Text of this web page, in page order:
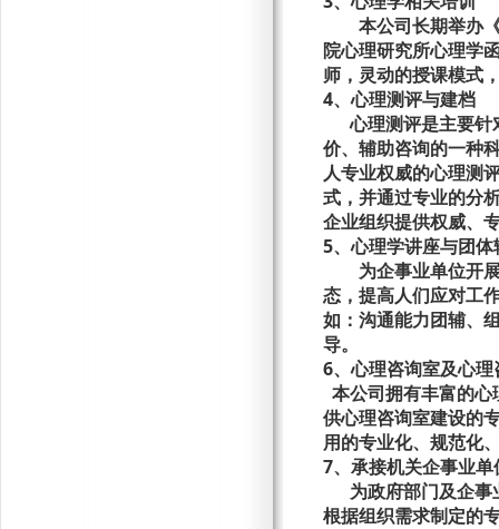
本公司长期举办
院心理研究所心理学
师，灵动的授课模式
4、心理测评与建档
心理测评是主要
价、辅助咨询的一种
人专业权威的心理测
式，并通过专业的分
企业组织提供权威、
5、心理学讲座与团体
为企事业单位开
态，提高人们应对工
如：沟通能力团辅、
导。
6、心理咨询室及心
本公司拥有丰富的
供心理咨询室建设的
用的专业化、规范化
7、承接机关企事业
为政府部门及企
根据组织需求制定的